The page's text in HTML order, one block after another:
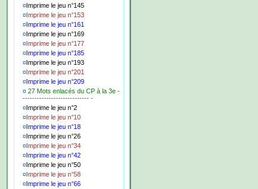
¤Imprime le jeu n°145
¤Imprime le jeu n°153
¤Imprime le jeu n°161
¤Imprime le jeu n°169
¤Imprime le jeu n°177
¤Imprime le jeu n°185
¤Imprime le jeu n°193
¤Imprime le jeu n°201
¤Imprime le jeu n°209
¤ 27 Mots enlacés du CP à la 3e -
---------------------------- -
¤Imprime le jeu n°2
¤Imprime le jeu n°10
¤Imprime le jeu n°18
¤Imprime le jeu n°26
¤Imprime le jeu n°34
¤Imprime le jeu n°42
¤Imprime le jeu n°50
¤Imprime le jeu n°58
¤Imprime le jeu n°66